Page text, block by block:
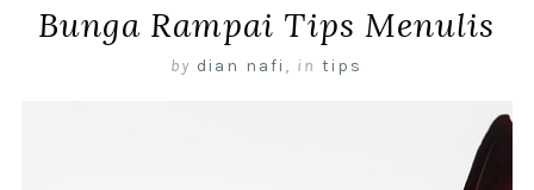
Bunga Rampai Tips Menulis
by dian nafi , in tips